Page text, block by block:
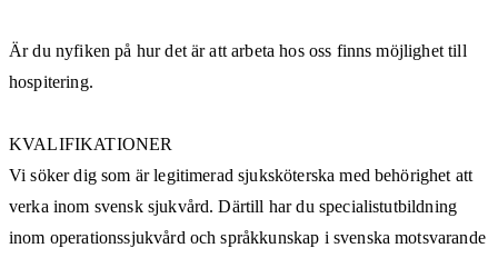
Är du nyfiken på hur det är att arbeta hos oss finns möjlighet till
hospitering.
KVALIFIKATIONER
Vi söker dig som är legitimerad sjuksköterska med behörighet att
verka inom svensk sjukvård. Därtill har du specialistutbildning
inom operationssjukvård och språkkunskap i svenska motsvarande